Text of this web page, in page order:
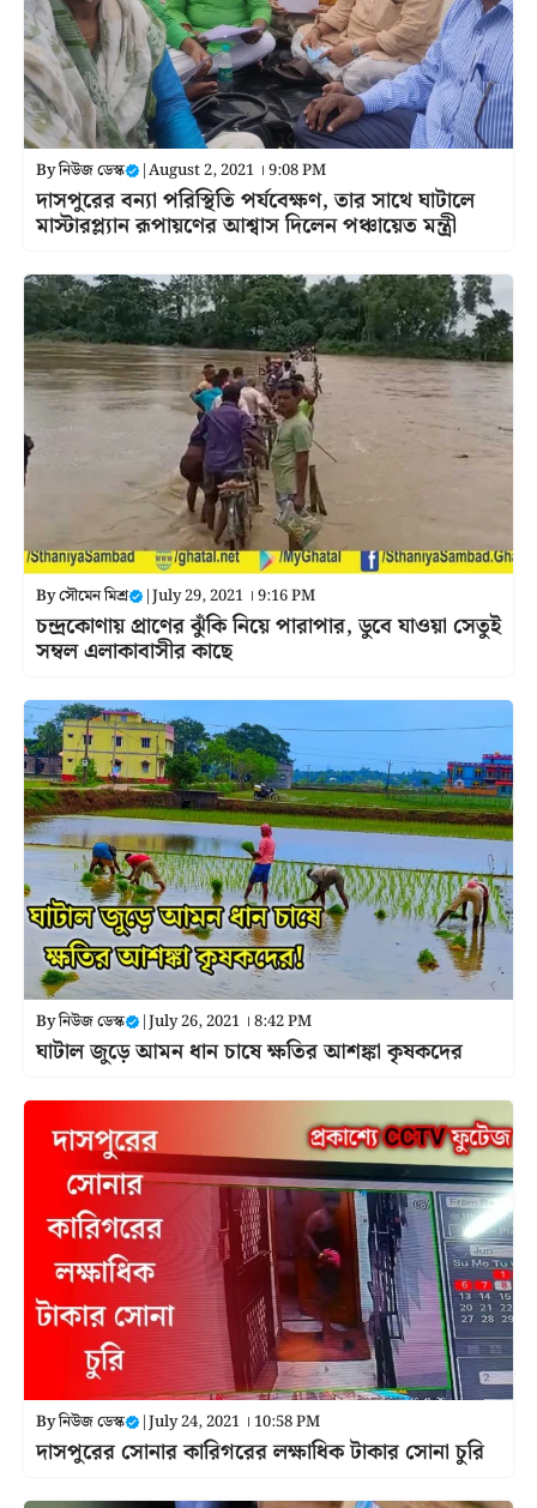
Byনিউজ ডেস্ক |August 2, 2021 । 9:08 PM
দাসপুরের বন্যা পরিস্থিতি পর্যবেক্ষণ, তার সাথে ঘাটালে
মাস্টারপ্ল্যান রূপায়ণের আশ্বাস দিলেন পঞ্চায়েত মন্ত্রী
Byসৌমেন মিশ্র |July 29, 2021 । 9:16 PM
চন্দ্রকোণায় প্রাণের ঝুঁকি নিয়ে পারাপার, ডুবে যাওয়া সেতুই
সম্বল এলাকাবাসীর কাছে
Byনিউজ ডেস্ক |July 26, 2021 । 8:42 PM
ঘাটাল জুড়ে আমন ধান চাষে ক্ষতির আশঙ্কা কৃষকদের
Byনিউজ ডেস্ক |July 24, 2021 । 10:58 PM
দাসপুরের সোনার কারিগরের লক্ষাধিক টাকার সোনা চুরি